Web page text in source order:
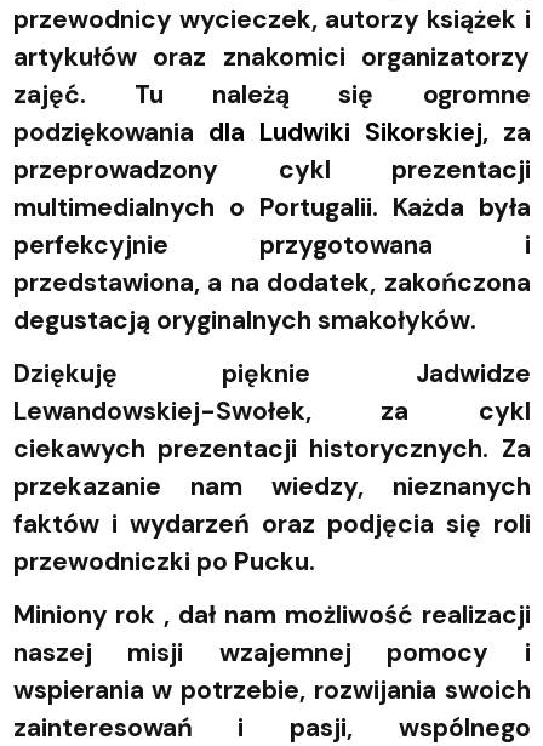
przewodnicy wycieczek, autorzy książek i
artykułów oraz znakomici organizatorzy
zajęć. Tu należą się ogromne
podziękowania dla Ludwiki Sikorskiej,za
przeprowadzony cykl prezentacji
multimedialnych o Portugalii. Każda była
perfekcyjnie przygotowana i
przedstawiona, a na dodatek, zakończona
degustacją oryginalnych smakołyków.
Dziękuję pięknie Jadwidze
Lewandowskiej-Swołek,za cykl
ciekawych prezentacji historycznych. Za
przekazanie nam wiedzy, nieznanych
faktów i wydarzeń oraz podjęcia się roli
przewodniczki po Pucku.
Miniony rok , dał nam możliwość realizacji
naszej misji wzajemnej pomocy i
wspierania w potrzebie, rozwijania swoich
zainteresowań i pasji, wspólnego